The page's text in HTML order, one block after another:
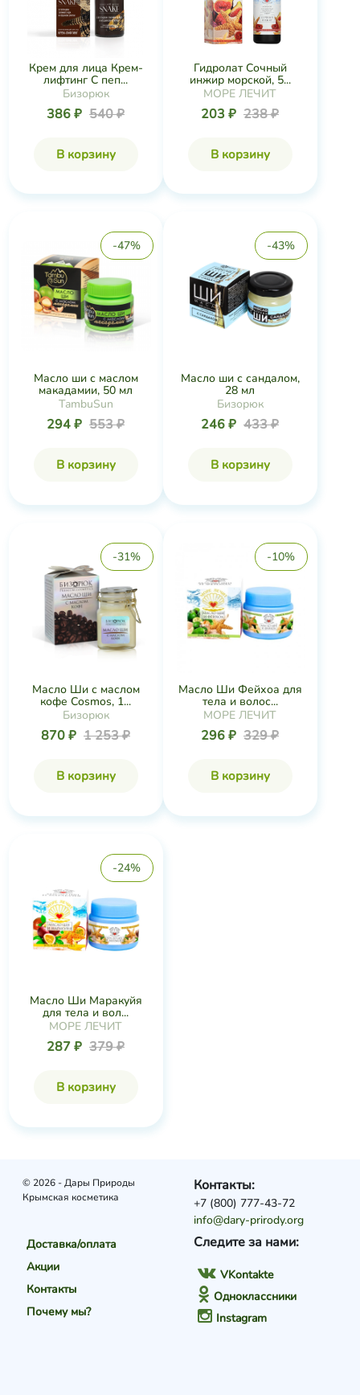
Крем для лица Крем-
лифтинг С пеп...
Бизорюк
386 ₽ 540 ₽
В корзину
Гидролат Сочный
инжир морской, 5...
МОРЕ ЛЕЧИТ
203 ₽ 238 ₽
В корзину
-47%
Масло ши с маслом
макадамии, 50 мл
TambuSun
294 ₽ 553 ₽
В корзину
-43%
Масло ши с сандалом,
28 мл
Бизорюк
246 ₽ 433 ₽
В корзину
-31%
Масло Ши с маслом
кофе Cosmos, 1...
Бизорюк
870 ₽ 1 253 ₽
В корзину
-10%
Масло Ши Фейхоа для
тела и волос...
МОРЕ ЛЕЧИТ
296 ₽ 329 ₽
В корзину
-24%
Масло Ши Маракуйя
для тела и вол...
МОРЕ ЛЕЧИТ
287 ₽ 379 ₽
В корзину
© 2026 - Дары Природы
Крымская косметика
Доставка/оплата
Акции
Контакты
Почему мы?
Следите за нами:
VKontakte
Одноклассники
Instagram
Контакты:
+7 (800) 777-43-72
info@dary-prirody.org